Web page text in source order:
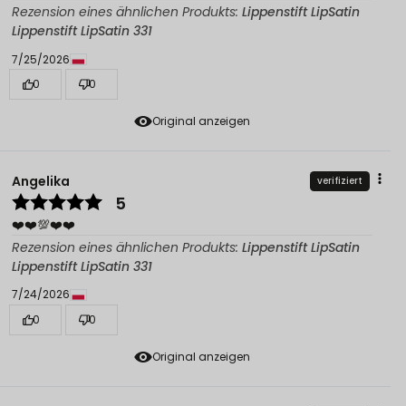
Original anzeigen
Rezension eines ähnlichen Produkts: Lippenstift LipSatin
Lippenstift LipSatin 331
7/25/2026
0
0
Original anzeigen
Angelika verifiziert
5
❤️❤️💯❤️❤️
Rezension eines ähnlichen Produkts: Lippenstift LipSatin
Lippenstift LipSatin 331
7/24/2026
0
0